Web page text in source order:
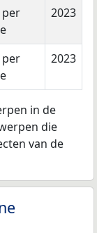
per
2023
per
2023
in de
die
van de